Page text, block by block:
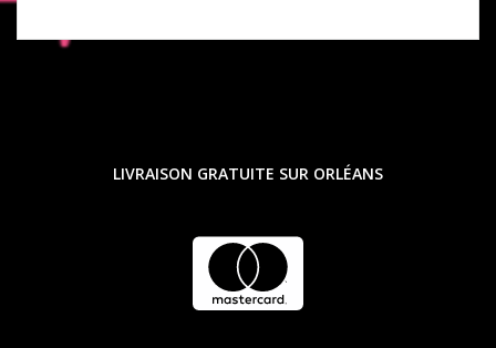
LIVRAISON GRATUITE SUR ORLÉANS